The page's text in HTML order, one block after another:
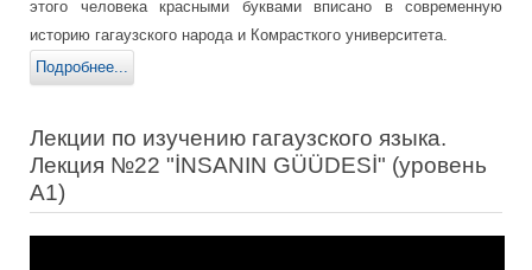
этого человека красными буквами вписано в современную
историю гагаузского народа и Комрасткого университета.
Подробнее...
Лекции по изучению гагаузского языка.
Лекция №22 "İNSANIN GÜÜDESİ" (уровень
А1)